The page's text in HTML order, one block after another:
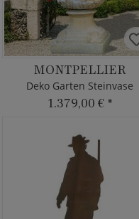
MONTPELLIER
Deko Garten Steinvase
1.379,00 € *